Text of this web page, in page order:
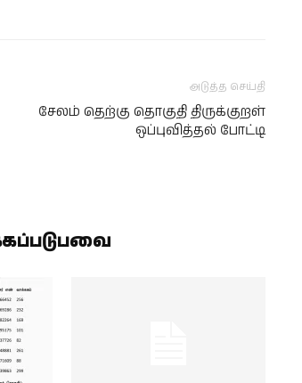
அடுத்த செய்தி
சேலம் தெற்கு தொகுதி திருக்குறள்
ஒப்புவித்தல் போட்டி